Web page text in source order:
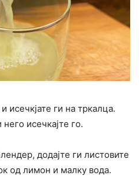
исечкјате ги на тркалца.
исечкајте го.
додајте ги листовите
од лимон и малку вода.